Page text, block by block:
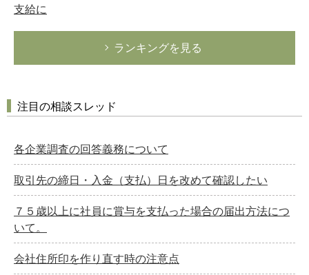
支給に
ランキングを見る
注目の相談スレッド
各企業調査の回答義務について
取引先の締日・入金（支払）日を改めて確認したい
７５歳以上に社員に賞与を支払った場合の届出方法につ
いて。
会社住所印を作り直す時の注意点